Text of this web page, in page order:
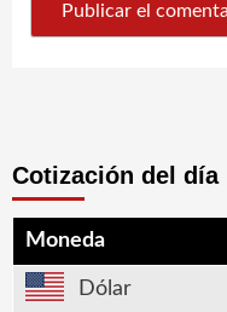
Cotización del día
Moneda
Dólar